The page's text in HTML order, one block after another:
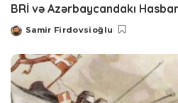
BRİ və Azərbaycandakı
Posted
Samir Firdovsioğlu